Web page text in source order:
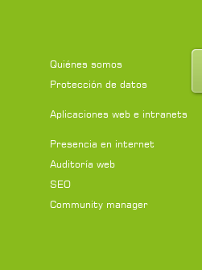
Quiénes somos
Protección de datos
Aplicaciones web e intranets
Presencia en internet
Auditoría web
SEO
Community manager